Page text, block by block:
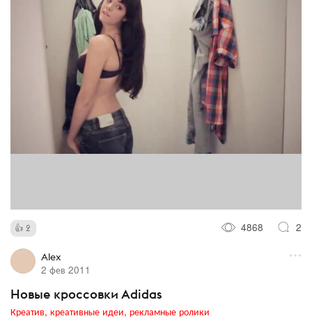
2 4868 2
Alex
2 фев 2011
Новые кроссовки Adidas
Креатив, креативные идеи, рекламные ролики